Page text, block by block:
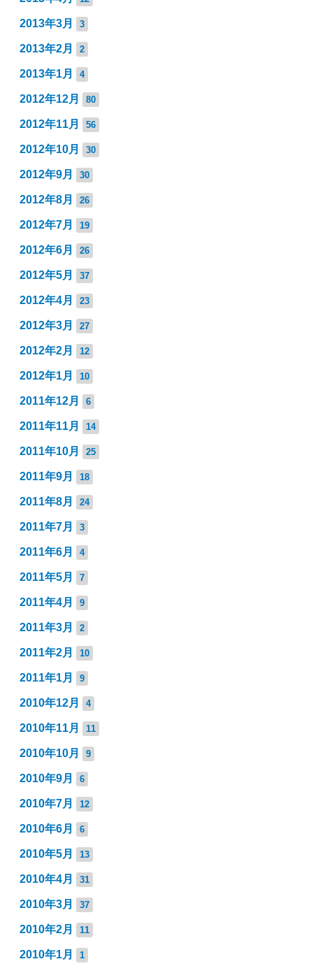
2013年3月 3
2013年2月 2
2013年1月 4
2012年12月 80
2012年11月 56
2012年10月 30
2012年9月 30
2012年8月 26
2012年7月 19
2012年6月 26
2012年5月 37
2012年4月 23
2012年3月 27
2012年2月 12
2012年1月 10
2011年12月 6
2011年11月 14
2011年10月 25
2011年9月 18
2011年8月 24
2011年7月 3
2011年6月 4
2011年5月 7
2011年4月 9
2011年3月 2
2011年2月 10
2011年1月 9
2010年12月 4
2010年11月 11
2010年10月 9
2010年9月 6
2010年7月 12
2010年6月 6
2010年5月 13
2010年4月 31
2010年3月 37
2010年2月 11
2010年1月 1